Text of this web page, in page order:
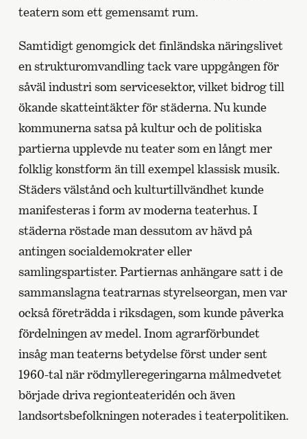
teatern som ett gemensamt rum.
Samtidigt genomgick det finländska näringslivet
en strukturomvandling tack vare uppgången för
såväl industri som servicesektor, vilket bidrog till
ökande skatteintäkter för städerna. Nu kunde
kommunerna satsa på kultur och de politiska
partierna upplevde nu teater som en långt mer
folklig konstform än till exempel klassisk musik.
Städers välstånd och kulturtillvändhet kunde
manifesteras i form av moderna teaterhus. I
städerna röstade man dessutom av hävd på
antingen socialdemokrater eller
samlingspartister. Partiernas anhängare satt i de
sammanslagna teatrarnas styrelseorgan, men var
också företrädda i riksdagen, som kunde påverka
fördelningen av medel. Inom agrarförbundet
insåg man teaterns betydelse först under sent
1960-tal när rödmylleregeringarna målmedvetet
började driva regionteateridén och även
landsortsbefolkningen noterades i teaterpolitiken.